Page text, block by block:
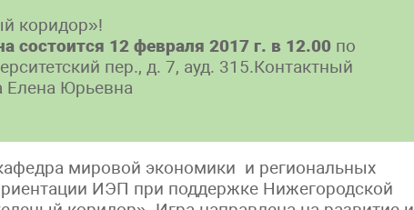
коридор»!
состоится 12 февраля 2017 г. в 12.00 по
пер., д. 7, ауд. 315.Контактный
Елена Юрьевна
мировой экономики и региональных
ИЭП при поддержке Нижегородской